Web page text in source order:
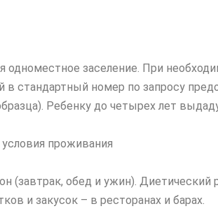
одноместное заселение. При
стандартный номер по запросу
Ребенку до четырех лет
(завтрак, обед и ужин). Диетический
и закусок – в ресторанах и барах.